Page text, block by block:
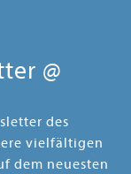
@
des
vielfältigen
dem neuesten